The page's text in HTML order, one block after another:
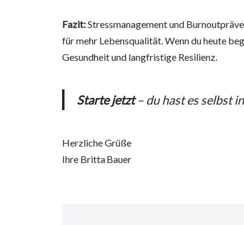
Fazit:Stressmanagement und
für mehr Lebensqualität. Wenn du heute
Gesundheit und langfristige Resilienz.
Starte jetzt– du hast es selbst
Herzliche Grüße
Ihre Britta Bauer